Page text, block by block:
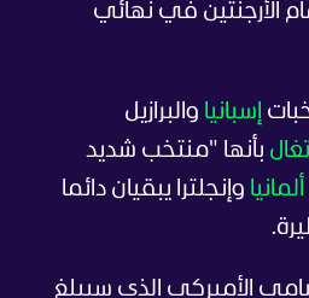
الأرجنتين في نهائي
إسبانيا والبرازيل
بأنها "منتخب شديد
ألمانيا وإنجلترا يبقيان دائما
الأميركي الذي سيبلغ